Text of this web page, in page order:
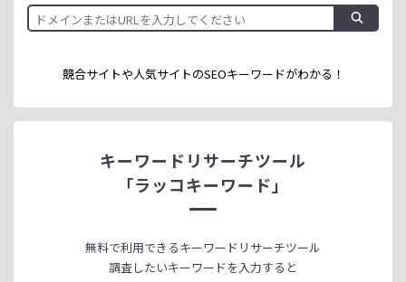
競合サイトや人気サイトのSEOキーワードがわかる！
キーワードリサーチツール
「ラッコキーワード」
無料で利用できるキーワードリサーチツール
調査したいキーワードを入力すると